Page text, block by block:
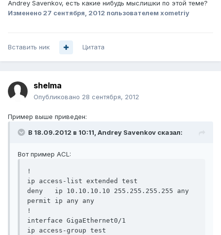
Andrey Savenkov, есть какие нибудь мыслишки по этой теме?
Изменено 27 сентября, 2012 пользователем xometriy
Вставить ник Цитата
shelma
Опубликовано 28 сентября, 2012
Пример выше приведен:
В 18.09.2012 в 10:11, Andrey Savenkov сказал:
Вот пример ACL:
!
ip access-list extended test
deny   ip 10.10.10.10 255.255.255.255 any
permit ip any any
!
interface GigaEthernet0/1
ip access-group test